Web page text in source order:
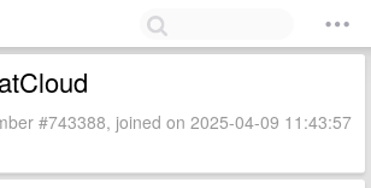
#743388, joined on 2025-04-09 11:43:57